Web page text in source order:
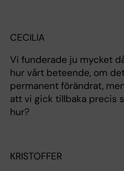
CECILIA
Vi funderade ju mycket
hur vårt beteende, om
permanent förändrat,
att vi gick tillbaka precis
hur?
KRISTOFFER